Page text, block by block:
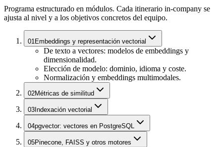
Programa estructurado en módulos. Cada itinerario in-company se
ajusta al nivel y a los objetivos concretos del equipo.
01Embeddings y representación vectorial
De texto a vectores: modelos de embeddings y
dimensionalidad.
Elección de modelo: dominio, idioma y coste.
Normalización y embeddings multimodales.
02Métricas de similitud
03 Indexación vectorial
04pgvector: vectores en PostgreSQL
05Pinecone, FAISS y otros motores